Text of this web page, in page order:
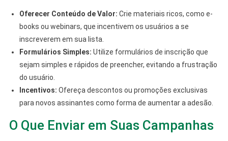
Oferecer Conteúdo de Valor: Crie materiais ricos, como e-
books ou webinars, que incentivem os usuários a se
inscreverem em sua lista.
Formulários Simples: Utilize formulários de inscrição que
sejam simples e rápidos de preencher, evitando a frustração
do usuário.
Incentivos: Ofereça descontos ou promoções exclusivas
para novos assinantes como forma de aumentar a adesão.
O Que Enviar em Suas Campanhas